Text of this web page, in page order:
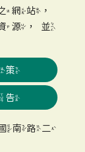
網站，
源，並
策
告
南路二